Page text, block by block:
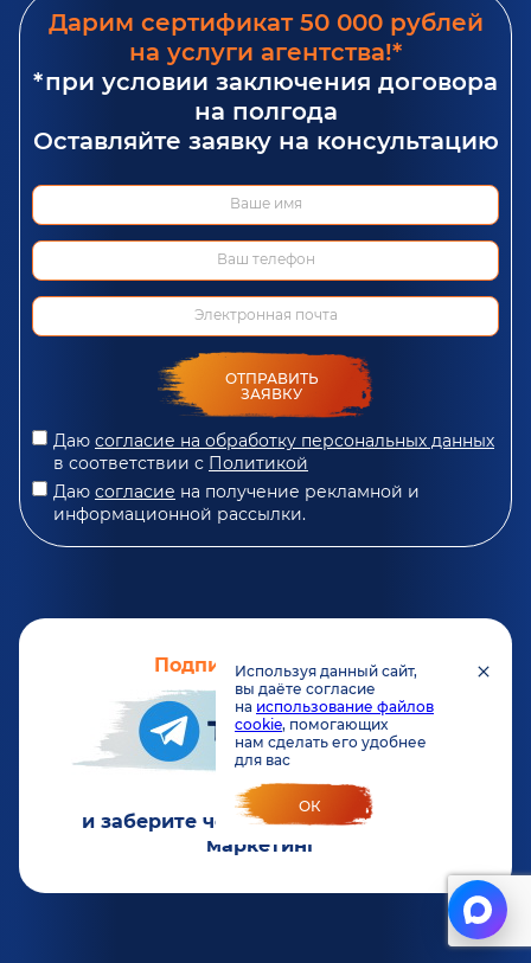
Дарим сертификат 50 000 рублей
на услуги агентства!*
*при условии заключения договора
на полгода
Оставляйте заявку на консультацию
ОТПРАВИТЬ
ЗАЯВКУ
Даю согласие на обработку персональных данных
в соответствии с Политикой
Даю согласие на получение рекламной и
информационной рассылки.
Подпишитесь на наш
и заберите чек-лист “Проверь свой
маркетинг”
Используя данный сайт,
вы даёте согласие
на использование файлов
cookie, помогающих
нам сделать его удобнее
для вас
ОК